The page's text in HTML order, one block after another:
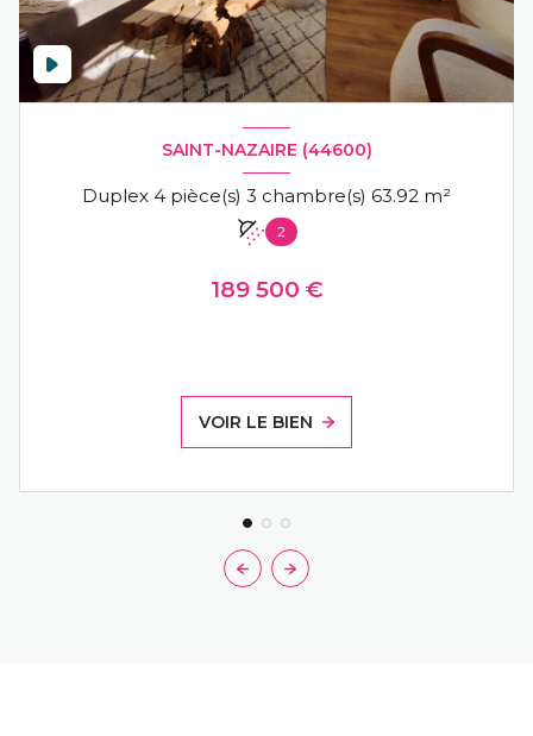
SAINT-NAZAIRE (44600)
Duplex 4 pièce(s) 3 chambre(s) 63.92 m²
2
189 500 €
VOIR LE BIEN